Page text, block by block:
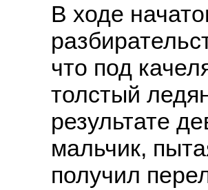
В ходе
что под
толстый
результате
мальчик,
получил